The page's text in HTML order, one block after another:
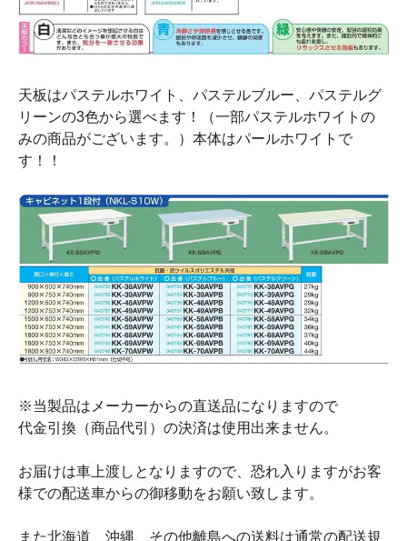
天板はパステルホワイト、パステルブルー、パステルグ
リーンの3色から選べます！（一部パステルホワイトの
みの商品がございます。）本体はパールホワイトで
す！！
※当製品はメーカーからの直送品になりますので
代金引換（商品代引）の決済は使用出来ません。
お届けは車上渡しとなりますので、恐れ入りますがお客
様での配送車からの御移動をお願い致します。
また北海道、沖縄、その他離島への送料は通常の配送規